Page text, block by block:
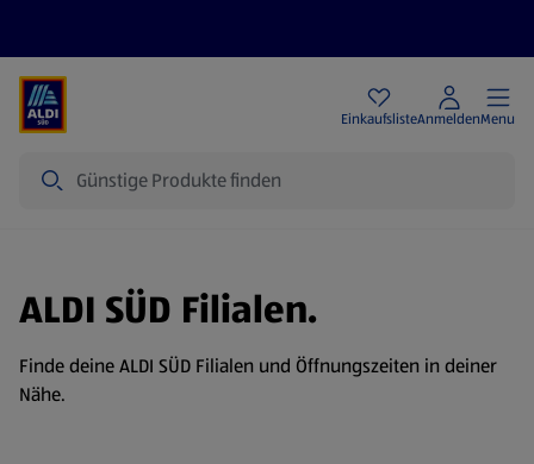
EinkaufslisteAnmeldenMenu
ALDI SÜD Filialen.
Finde deine ALDI SÜD Filialen und Öffnungszeiten in deiner
Nähe.